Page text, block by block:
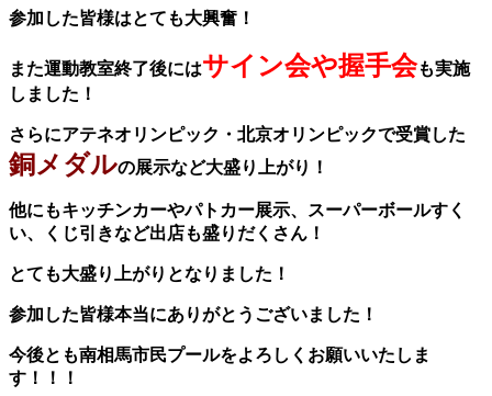
参加した皆様はとても大興奮！
また運動教室終了後にはサイン会や握手会も実施
しました！
さらにアテネオリンピック・北京オリンピックで受賞した
銅メダルの展示など大盛り上がり！
他にもキッチンカーやパトカー展示、スーパーボールすく
い、くじ引きなど出店も盛りだくさん！
とても大盛り上がりとなりました！
参加した皆様本当にありがとうございました！
今後とも南相馬市民プールをよろしくお願いいたしま
す！！！